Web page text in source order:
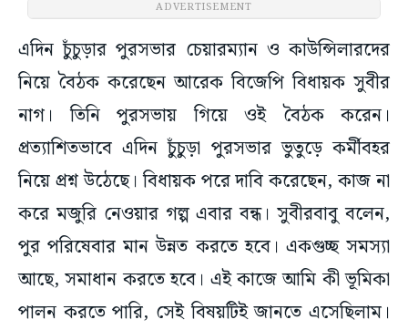
ADVERTISEMENT
এদিন চুঁচুড়ার পুরসভার চেয়ারম্যান ও কাউন্সিলারদের
নিয়ে বৈঠক করেছেন আরেক বিজেপি বিধায়ক সুবীর
নাগ। তিনি পুরসভায় গিয়ে ওই বৈঠক করেন।
প্রত্যাশিতভাবে এদিন চুঁচুড়া পুরসভার ভুতুড়ে কর্মীবহর
নিয়ে প্রশ্ন উঠেছে। বিধায়ক পরে দাবি করেছেন, কাজ না
করে মজুরি নেওয়ার গল্প এবার বন্ধ। সুবীরবাবু বলেন,
পুর পরিষেবার মান উন্নত করতে হবে। একগুচ্ছ সমস্যা
আছে, সমাধান করতে হবে। এই কাজে আমি কী ভূমিকা
পালন করতে পারি, সেই বিষয়টিই জানতে এসেছিলাম।